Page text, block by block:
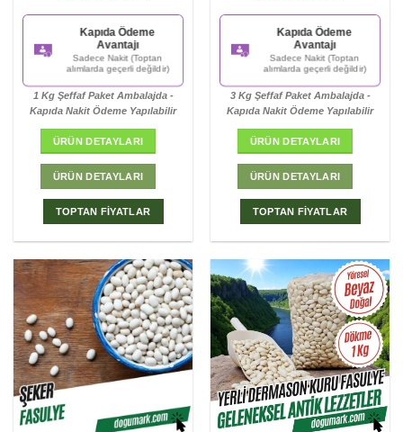
5 üzerinden
5.00oy
Kapıda Ödeme
Avantajı
Sadece Nakit (Toptan
alımlarda geçerli değildir)
1 Kg Şeffaf Paket Ambalajda -
Kapıda Nakit Ödeme Yapılabilir
ÜRÜN DETAYLARI
ÜRÜN DETAYLARI
TOPTAN FİYATLAR
5 üzerinden
5.00oy
Kapıda Ödeme
Avantajı
Sadece Nakit (Toptan
alımlarda geçerli değildir)
3 Kg Şeffaf Paket Ambalajda -
Kapıda Nakit Ödeme Yapılabilir
ÜRÜN DETAYLARI
ÜRÜN DETAYLARI
TOPTAN FİYATLAR